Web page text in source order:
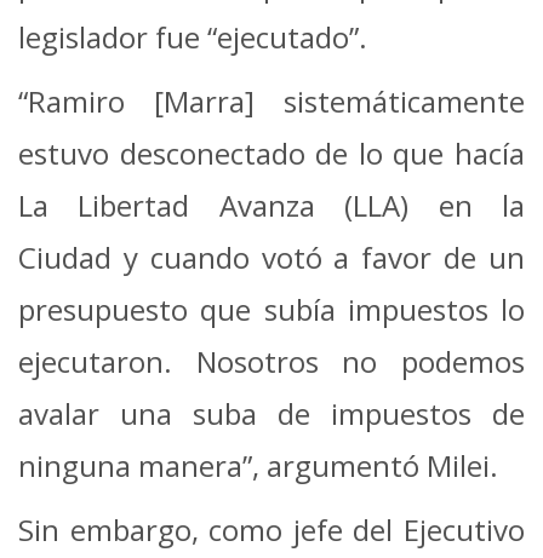
legislador fue “ejecutado”.
“Ramiro [Marra] sistemáticamente
estuvo desconectado de lo que hacía
La Libertad Avanza (LLA) en la
Ciudad y cuando votó a favor de un
presupuesto que subía impuestos lo
ejecutaron. Nosotros no podemos
avalar una suba de impuestos de
ninguna manera”, argumentó Milei.
Sin embargo, como jefe del Ejecutivo